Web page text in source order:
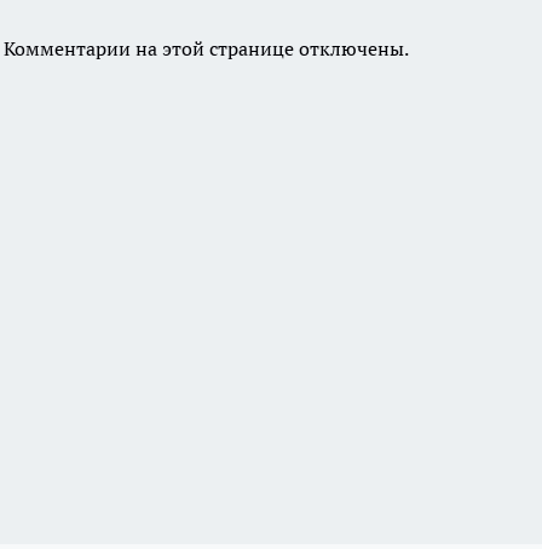
Комментарии на этой странице отключены.